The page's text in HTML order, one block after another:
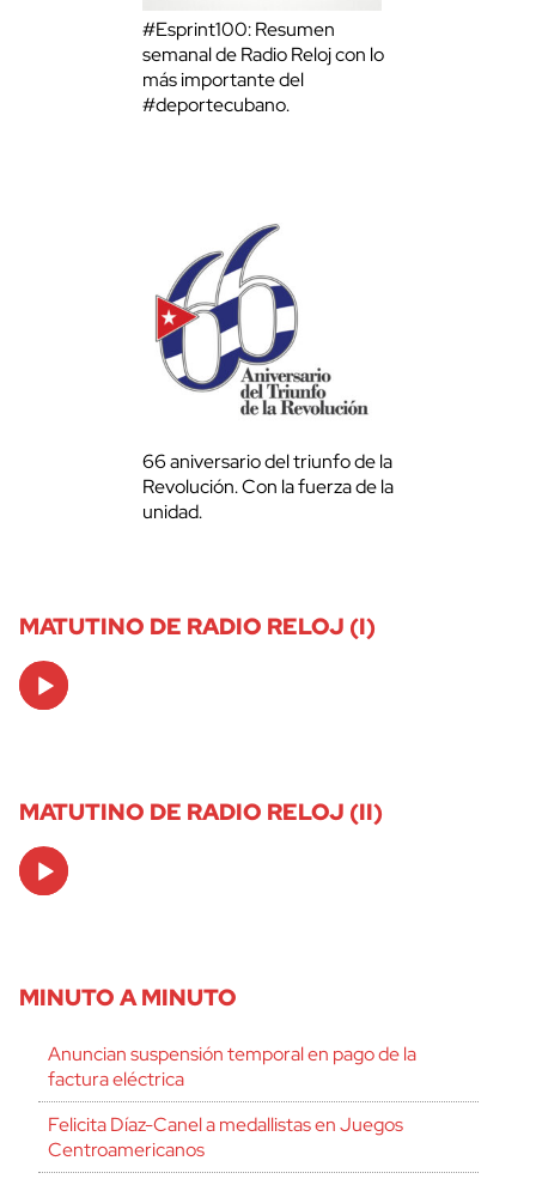
#Esprint100: Resumen
semanal de Radio Reloj con lo
más importante del
#deportecubano.
66 aniversario del triunfo de la
Revolución. Con la fuerza de la
unidad.
MATUTINO DE RADIO RELOJ (I)
Audio
Player
MATUTINO DE RADIO RELOJ (II)
Audio
Player
MINUTO A MINUTO
Anuncian suspensión temporal en pago de la
factura eléctrica
Felicita Díaz-Canel a medallistas en Juegos
Centroamericanos